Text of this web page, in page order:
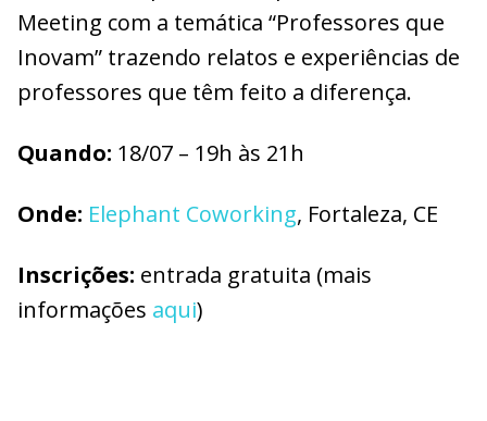
Meeting com a temática “Professores que
Inovam” trazendo relatos e experiências de
professores que têm feito a diferença.
Quando: 18/07 – 19h às 21h
Onde: Elephant Coworking, Fortaleza, CE
Inscrições: entrada gratuita (mais
informações aqui)